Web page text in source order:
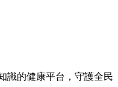
識的健康平台，守護全民